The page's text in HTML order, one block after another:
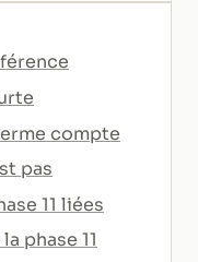
compte
pas
11 liées
phase 11